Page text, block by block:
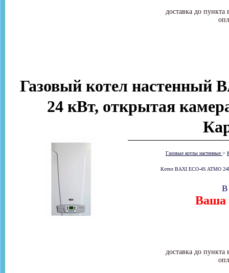
доставка до
Газовый котел настенный
24 кВт, открытая
Газовые котлы настенные >
Котел BAXI ECO-4S ATMO
Ваша
доставка до
В